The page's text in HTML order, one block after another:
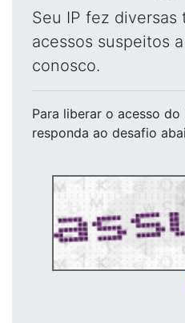
Seu IP fez diversas
acessos suspeitos
conosco.
Para liberar o acesso do
responda ao desafio